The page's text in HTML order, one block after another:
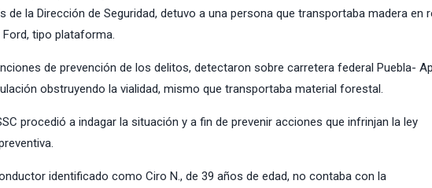
de la Dirección de Seguridad, detuvo a una persona que transportaba madera en
tipo plataforma.
de prevención de los delitos, detectaron sobre carretera federal Puebla-
obstruyendo la vialidad, mismo que transportaba material forestal.
procedió a indagar la situación y a fin de prevenir acciones que infrinjan la ley
identificado como Ciro N., de 39 años de edad, no contaba con la